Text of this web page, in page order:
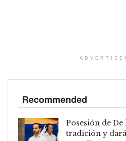
Recommended
Posesión de
tradición y